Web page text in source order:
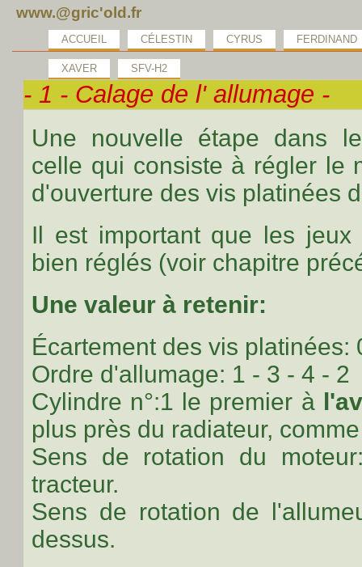
www.@gric'old.fr
ACCUEIL CÉLESTIN CYRUS FERDINAND
XAVER SFV-H2
- 1 - Calage de l' allumage -
Une nouvelle étape dans
celle qui consiste à régler le
d'ouverture des vis platinées
Il est important que les jeux
bien réglés (voir chapitre
Une valeur à retenir:
Écartement des vis platinées:
Ordre d'allumage: 1 - 3 - 4 - 2
Cylindre n°:1 le premier à
plus près du radiateur,
Sens de rotation du
tracteur.
Sens de rotation de
dessus.